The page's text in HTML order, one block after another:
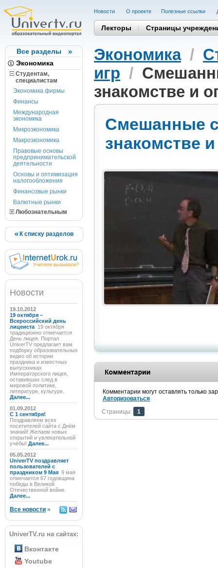
Все разделы
Экономика
Студентам,
cпециалистам
Экономика фирмы
Финансы
Международная
экономика
Микроэкономика
Макроэкономика
Правовые основы
предпринимательской
деятельности
Основы и оптимизация
налогообложения
Финансовые рынки
Валютные рынки
Любознательным
К списку разделов
Новости
19.10.2012
19 октября –
Всероссийский день
лицеиста 19 октября
традиционно отмечается
День лицея. Портал
UniverTV предлагает вам
подборку образовательных
видео об истории
праздника и известных
выпускниках
Императорского лицея,
оставивших след в
мировой политике,
литературе, культуре.
Далее...
01.09.2012
C 1 сентября!
Поздравляем всех
посетителей сайта с Днём
знаний! Желаем новых
открытий и увлекательной
учёбы! Далее...
05.05.2012
UniverTV поздравляет
пользователей с
праздником 9 Мая 9 мая
отмечается 67 годовщина
победы в Великой
Отечественной войне.
Далее...
Все новости »
UniverTV.ru на сайтах:
Вконтакте
Youtube
Новости О проекте Полезные cсылки
Лекторы Страницы
Экономика/
игр /
знакомстве и
Смешанные
знакомстве
Комментарии могут оставлять только
Авторизоваться
Страницы:
1